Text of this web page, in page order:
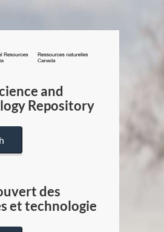
/
Canada
and
Repository
des
et technologie